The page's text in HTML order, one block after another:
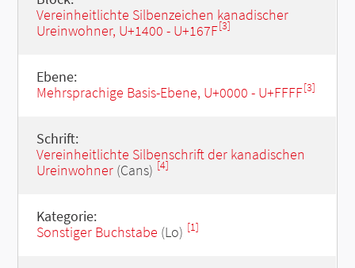
Vereinheitlichte Silbenzeichen kanadischer
Ureinwohner, U+1400 - U+167F[3]
Ebene:
Mehrsprachige Basis-Ebene, U+0000 - U+FFFF[3]
Schrift:
Vereinheitlichte Silbenschrift der kanadischen
Ureinwohner(Cans) [4]
Kategorie:
Sonstiger Buchstabe (Lo) [1]